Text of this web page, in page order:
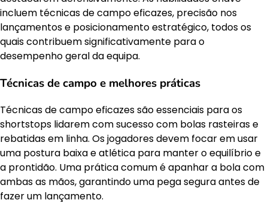
incluem técnicas de campo eficazes, precisão nos
lançamentos e posicionamento estratégico, todos os
quais contribuem significativamente para o
desempenho geral da equipa.
Técnicas de campo e melhores práticas
Técnicas de campo eficazes são essenciais para os
shortstops lidarem com sucesso com bolas rasteiras e
rebatidas em linha. Os jogadores devem focar em usar
uma postura baixa e atlética para manter o equilíbrio e
a prontidão. Uma prática comum é apanhar a bola com
ambas as mãos, garantindo uma pega segura antes de
fazer um lançamento.